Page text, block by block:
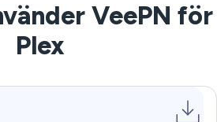
VeePN för
Plex